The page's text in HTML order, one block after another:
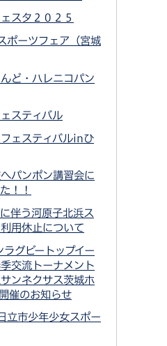
スタ２０２５
ポーツフェア（宮城
ど・ハレニコパン
スティバル
ェスティバルinひ
パンポン講習会に
！！
伴う河原子北浜ス
用休止について
グビートップイー
交流トーナメント
ンネクサス茨城ホ
催のお知らせ
市少年少女スポー